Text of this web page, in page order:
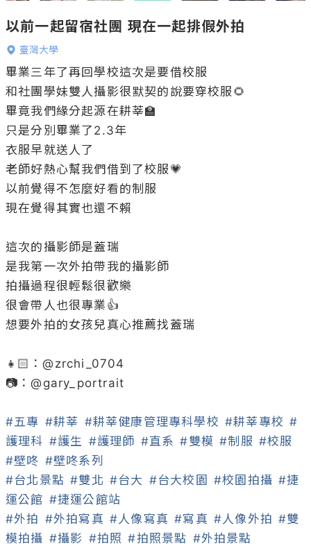
以前一起留宿社團 現在一起排假外拍
臺灣大學
畢業三年了再回學校這次是要借校服
和社團學妹雙人攝影很默契的說要穿校服🌻
畢竟我們緣分起源在耕莘🏫
只是分別畢業了2.3年
衣服早就送人了
老師好熱心幫我們借到了校服💗
以前覺得不怎麼好看的制服
現在覺得其實也還不賴
這次的攝影師是蓋瑞
是我第一次外拍帶我的攝影師
拍攝過程很輕鬆很歡樂
很會帶人也很專業👍
想要外拍的女孩兒真心推薦找蓋瑞
👧🏻：@ zrchi_0704
📷：@ gary_portrait
#五專 #耕莘 #耕莘健康管理專科學校 #耕莘專校 #
護理科 #護生 #護理師 #直系 #雙模 #制服 #校服
#壁咚 #壁咚系列
#台北景點 #雙北 #台大 #台大校園 #校園拍攝 #捷
運公館 #捷運公館站
#外拍 #外拍寫真 #人像寫真 #寫真 #人像外拍 #雙
模拍攝 #攝影 #拍照 #拍照景點 #外拍景點